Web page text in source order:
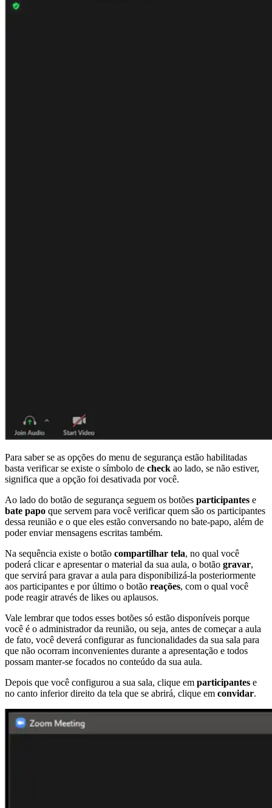
Para saber se as opções do menu de segurança estão habilitadas
basta verificar se existe o símbolo de check ao lado, se não estiver,
significa que a opção foi desativada por você.
Ao lado do botão de segurança seguem os botões participantes e
bate papo que servem para você verificar quem são os participantes
dessa reunião e o que eles estão conversando no bate-papo, além de
poder enviar mensagens escritas também.
Na sequência existe o botão compartilhar tela, no qual você
poderá clicar e apresentar o material da sua aula, o botão gravar,
que servirá para gravar a aula para disponibilizá-la posteriormente
aos participantes e por último o botão reações, com o qual você
pode reagir através de likes ou aplausos.
Vale lembrar que todos esses botões só estão disponíveis porque
você é o administrador da reunião, ou seja, antes de começar a aula
de fato, você deverá configurar as funcionalidades da sua sala para
que não ocorram inconvenientes durante a apresentação e todos
possam manter-se focados no conteúdo da sua aula.
Depois que você configurou a sua sala, clique em participantes e
no canto inferior direito da tela que se abrirá, clique em convidar.